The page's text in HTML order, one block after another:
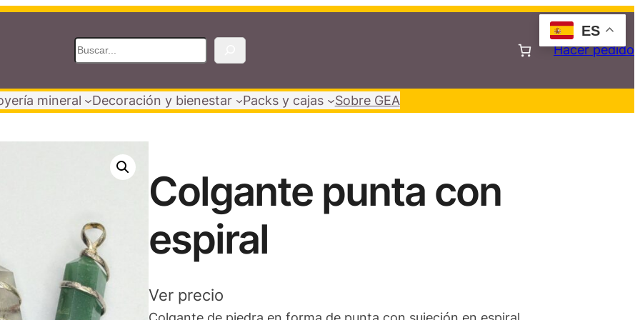
B
u
s
c
r
Hacer pedido
mineral Decoración y bienestar Packs y cajas Sobre GEA
Colgante punta con
espiral
Ver precio
ES